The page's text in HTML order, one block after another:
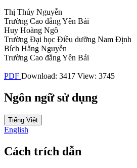
Thị Thúy Nguyễn
Trường Cao đẳng Yên Bái
Huy Hoàng Ngô
Trường Đại học Điều dưỡng Nam Định
Bích Hằng Nguyễn
Trường Cao đẳng Yên Bái
PDF Download: 3417 View: 3745
Ngôn ngữ sử dụng
Tiếng Việt
English
Cách trích dẫn